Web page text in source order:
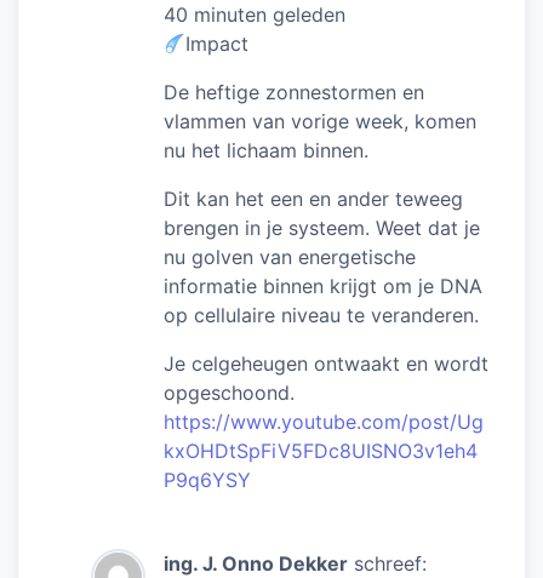
40 minuten geleden
Impact
De heftige zonnestormen en
vlammen van vorige week, komen
nu het lichaam binnen.
Dit kan het een en ander teweeg
brengen in je systeem. Weet dat je
nu golven van energetische
informatie binnen krijgt om je DNA
op cellulaire niveau te veranderen.
Je celgeheugen ontwaakt en wordt
opgeschoond.
https://www.youtube.com/post/Ug
kxOHDtSpFiV5FDc8UISNO3v1eh4
P9q6YSY
ing. J. Onno Dekker schreef: